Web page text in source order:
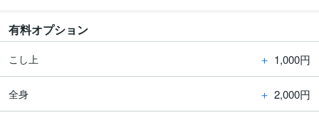
有料オプション
こし上 ＋ 1,000円
全身 ＋ 2,000円